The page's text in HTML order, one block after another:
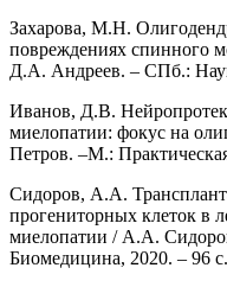
Захарова, М.Н.
повреждениях спинного
Д.А. Андреев. – СПб.:
Иванов, Д.В.
миелопатии: фокус на
Петров. –М.:
Сидоров, А.А.
прогениторных клеток в
миелопатии / А.А.
Биомедицина, 2020. – 96 с.